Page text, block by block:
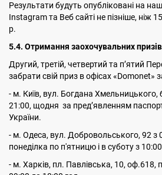
Результати будуть опубліковані на
Instagram та Веб сайті не пізніше, ніж
р.
5.4. Отримання заохочувальних призів
Другий, третій, четвертий та пʼятий
забрати свій приз в офісах «Domonet»
- м. Київ, вул. Богдана Хмельницького,
21:00, щодня за пред’явленням
України.
- м. Одеса, вул. Добровольського, 92 з
понеділка по п'ятницю і в суботу з
- м. Харків, пл. Павлівська, 10, оф.618,